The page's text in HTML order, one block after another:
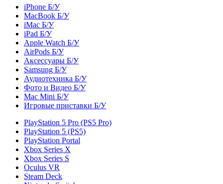
iPhone Б/У
MacBook Б/У
iMac Б/У
iPad Б/У
Apple Watch Б/У
AirPods Б/У
Аксессуары Б/У
Samsung Б/У
Аудиотехника Б/У
Фото и Видео Б/У
Mac Mini Б/У
Игровые приставки Б/У
PlayStation 5 Pro (PS5 Pro)
PlayStation 5 (PS5)
PlayStation Portal
Xbox Series X
Xbox Series S
Oculus VR
Steam Deck